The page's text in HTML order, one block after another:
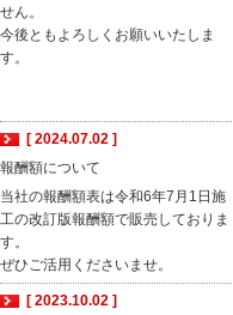
せん。
今後ともよろしくお願いいたしま
す。
[ 2024.07.02 ]
報酬額について
当社の報酬額表は令和6年7月1日施
工の改訂版報酬額で販売しておりま
す。
ぜひご活用くださいませ。
[ 2023.10.02 ]